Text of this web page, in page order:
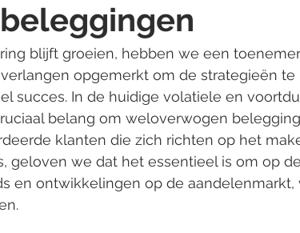
blijft groeien, hebben we een
opgemerkt om de strategieën
succes. In de huidige volatiele en
belang om weloverwogen
klanten die zich richten op het
geloven we dat het essentieel is om op
en ontwikkelingen op de aandelenmarkt,